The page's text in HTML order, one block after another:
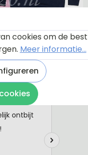
cookies om de best
Meer informatie...